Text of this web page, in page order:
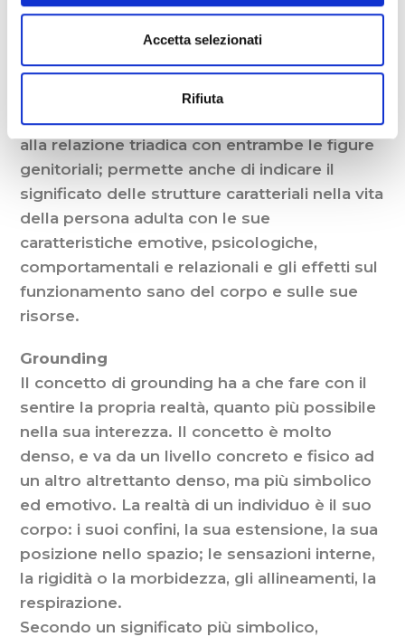
Accetta selezionati
Rifiuta
attività del corpo e la tecnica di lettura
corporea; il che permette di inquadrare
tipologicamente le strutture caratteriali
difensive connesse alla relazione diadica
primaria del bimbo con la madre e connesse
alla relazione triadica con entrambe le figure
genitoriali; permette anche di indicare il
significato delle strutture caratteriali nella vita
della persona adulta con le sue
caratteristiche emotive, psicologiche,
comportamentali e relazionali e gli effetti sul
funzionamento sano del corpo e sulle sue
risorse.
Grounding
Il concetto di grounding ha a che fare con il
sentire la propria realtà, quanto più possibile
nella sua interezza. Il concetto è molto
denso, e va da un livello concreto e fisico ad
un altro altrettanto denso, ma più simbolico
ed emotivo. La realtà di un individuo è il suo
corpo: i suoi confini, la sua estensione, la sua
posizione nello spazio; le sensazioni interne,
la rigidità o la morbidezza, gli allineamenti, la
respirazione.
Secondo un significato più simbolico,